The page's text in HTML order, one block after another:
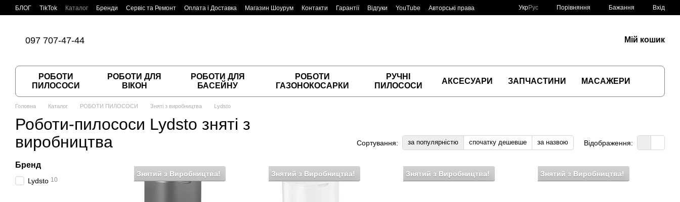
Перейти до основного контенту
БЛОГ TikTok Каталог Бренди Сервіс та Ремонт Оплата і Доставка Магазин Шоурум Контакти Гарантії Відгуки YouTube
Авторські права
УкрРус Порівняння Бажання Вхід
097 707-47-44 Мій кошик
РОБОТИ
ПИЛОСОСИ
РОБОТИ ДЛЯ
ВІКОН
РОБОТИ ДЛЯ
БАСЕЙНУ
РОБОТИ
ГАЗОНОКОСАРКИ
РУЧНІ
ПИЛОСОСИ
АКСЕСУАРИ ЗАПЧАСТИНИ МАСАЖЕРИ
Головна Каталог РОБОТИ ПИЛОСОСИ Зняті з виробництва Lydsto
Роботи-пилососи Lydsto зняті з
виробництва
Сортування: за популярністю спочатку дешевше за назвою Відображення:
Знятий з Виробництва! Знятий з Виробництва! Знятий з Виробництва! Знятий з Виробництва!
Бренд
Lydsto 10